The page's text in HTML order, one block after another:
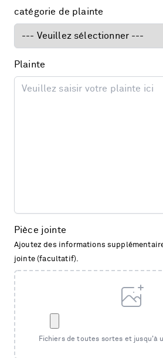
catégorie de plainte
Plainte
Pièce jointe
Ajoutez des informations
jointe (facultatif).
Fichiers de toutes sortes et jusqu'à